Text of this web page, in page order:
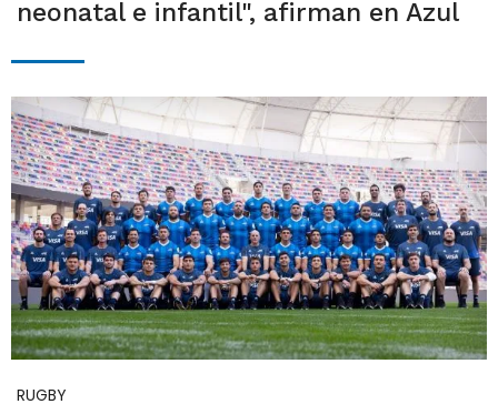
neonatal e infantil", afirman en Azul
RUGBY